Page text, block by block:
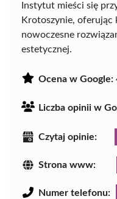
Instytut mieści się
Krotoszynie,
nowoczesne
estetycznej.
Ocena w Google:
Liczba opinii w
Czytaj opinie:
Strona www:
Numer telefonu: